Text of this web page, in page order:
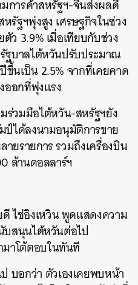
การค้าสหรัฐฯ-จีนส่งผลดี
รัฐฯพุ่งสูง เศรษฐกิจในช่วง
ว 3.9% เมื่อเทียบกับช่วง
ฐบาลไต้หวันปรับประมาณ
นเป็น 2.5% จากที่เคยคาด
ออกที่พุ่งแรง
ร่วมมือไต้หวัน-สหรัฐฯยัง
ป์ได้ลงนามอนุมัติการขาย
ยรายการ รวมถึงเครื่องบิน
ล้านดอลลาร์ฯ
ไช่อิงเหวิน พูดแสดงความ
บสนุนไต้หวันต่อไป
าโต้ตอบในทันที
บอกว่า ตัวเองเคยพบหน้า
LINE EMAIL